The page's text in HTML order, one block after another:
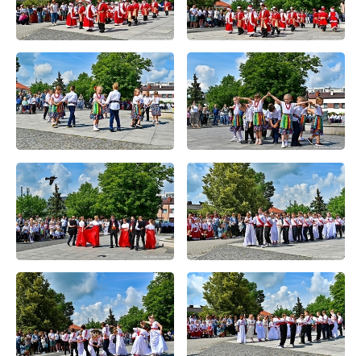
Firmy te działają w charakterze pośredników prezentujących nasze
treści w postaci wiadomości, ofert, komunikatów mediów
społecznościowych.